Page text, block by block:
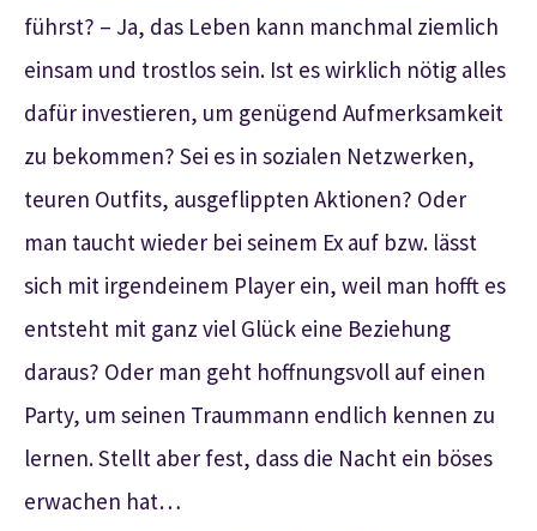
führst? – Ja, das Leben kann manchmal ziemlich
einsam und trostlos sein. Ist es wirklich nötig alles
dafür investieren, um genügend Aufmerksamkeit
zu bekommen? Sei es in sozialen Netzwerken,
teuren Outfits, ausgeflippten Aktionen? Oder
man taucht wieder bei seinem Ex auf bzw. lässt
sich mit irgendeinem Player ein, weil man hofft es
entsteht mit ganz viel Glück eine Beziehung
daraus? Oder man geht hoffnungsvoll auf einen
Party, um seinen Traummann endlich kennen zu
lernen. Stellt aber fest, dass die Nacht ein böses
erwachen hat…